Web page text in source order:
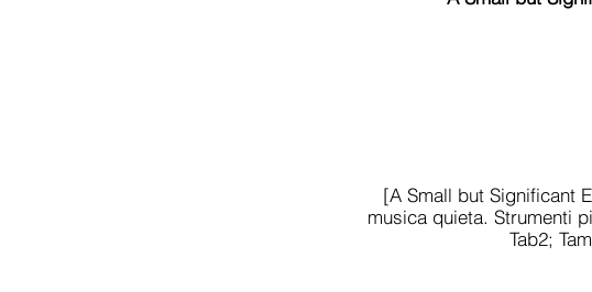
[A Small but Significant
musica quieta. Strumenti
Tab2;